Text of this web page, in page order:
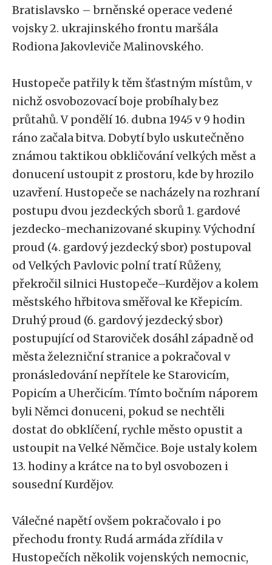
Bratislavsko – brněnské operace vedené
vojsky 2. ukrajinského frontu maršála
Rodiona Jakovleviče Malinovského.
Hustopeče patřily k těm šťastným místům, v
nichž osvobozovací boje probíhaly bez
průtahů. V pondělí 16. dubna 1945 v 9 hodin
ráno začala bitva. Dobytí bylo uskutečněno
známou taktikou obkličování velkých měst a
donucení ustoupit z prostoru, kde by hrozilo
uzavření. Hustopeče se nacházely na rozhraní
postupu dvou jezdeckých sborů 1. gardové
jezdecko-mechanizované skupiny. Východní
proud (4. gardový jezdecký sbor) postupoval
od Velkých Pavlovic polní tratí Růženy,
překročil silnici Hustopeče–Kurdějov a kolem
městského hřbitova směřoval ke Křepicím.
Druhý proud (6. gardový jezdecký sbor)
postupující od Staroviček dosáhl západně od
města železniční stranice a pokračoval v
pronásledování nepřítele ke Starovicím,
Popicím a Uherčicím. Tímto bočním náporem
byli Němci donuceni, pokud se nechtěli
dostat do obklíčení, rychle město opustit a
ustoupit na Velké Němčice. Boje ustaly kolem
13. hodiny a krátce na to byl osvobozen i
sousední Kurdějov.
Válečné napětí ovšem pokračovalo i po
přechodu fronty. Rudá armáda zřídila v
Hustopečích několik vojenských nemocnic,